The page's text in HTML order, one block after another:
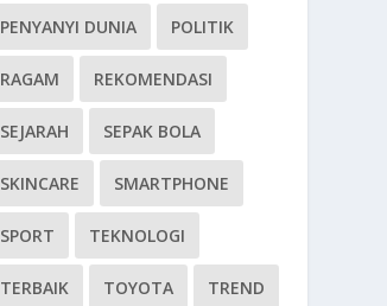
PENYANYI DUNIA POLITIK
RAGAM REKOMENDASI
SEJARAH SEPAK BOLA
SKINCARE SMARTPHONE
SPORT TEKNOLOGI
TERBAIK TOYOTA TREND